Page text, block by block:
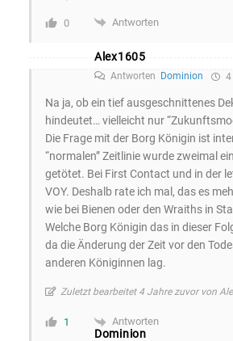
0 Antworten
Alex1605
Antworten Dominion 4
Na ja, ob ein tief ausgeschnittenes
hindeutet… vielleicht nur
Die Frage mit der Borg Königin ist
“normalen” Zeitlinie wurde zweimal
getötet. Bei First Contact und in der
VOY. Deshalb rate ich mal, das es
wie bei Bienen oder den Wraiths in
Welche Borg Königin das in dieser
da die Änderung der Zeit vor den
anderen Königinnen lag.
Zuletzt bearbeitet 4 Jahre zuvor von
1 Antworten
Dominion